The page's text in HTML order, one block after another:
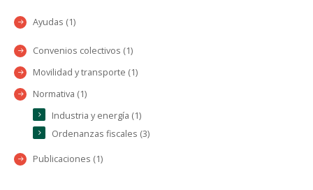
Ayudas (1)
Convenios colectivos (1)
Movilidad y transporte (1)
Normativa (1)
Industria y energía (1)
Ordenanzas fiscales (3)
Publicaciones (1)